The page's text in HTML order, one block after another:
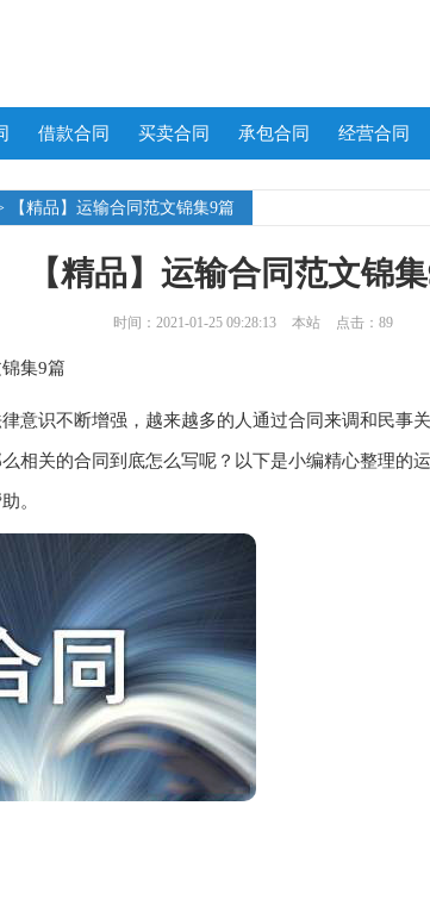
借款合同 买卖合同 承包合同 经营合同
【精品】运输合同范文锦集9篇
【精品】运输合同范文锦
时间：2021-01-25 09:28:13 本站 点击：89
集9篇
识不断增强，越来越多的人通过合同来调和民事
相关的合同到底怎么写呢？以下是小编精心整理的
。